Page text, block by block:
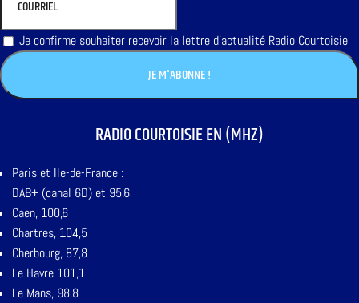
Je confirme souhaiter recevoir la lettre d'actualité Radio Courtoisie
RADIO COURTOISIE EN (MHZ)
Paris et Ile-de-France :
DAB+ (canal 6D) et 95,6
Caen, 100,6
Chartres, 104,5
Cherbourg, 87,8
Le Havre 101,1
Le Mans, 98,8